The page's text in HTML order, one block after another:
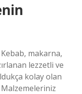
makarna,
lezzetli ve
kolay olan